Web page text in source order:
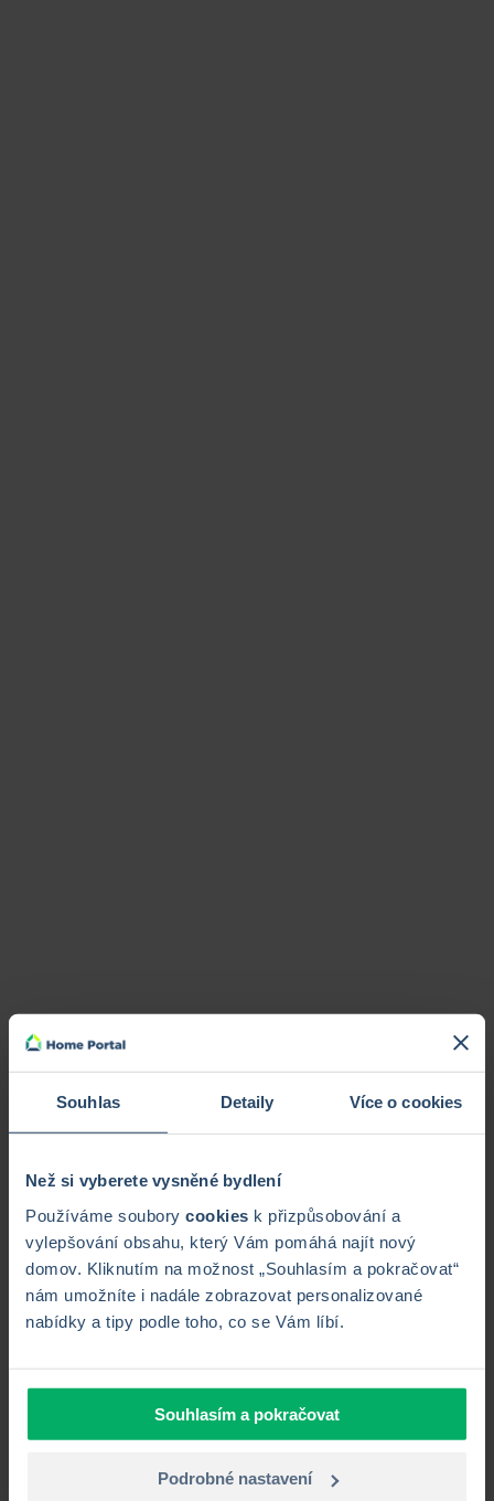
Souhlas Detaily Více o cookies
Než si vyberete vysněné bydlení
Používáme soubory cookies k přizpůsobování a
vylepšování obsahu, který Vám pomáhá najít nový
domov. Kliknutím na možnost „Souhlasím a pokračovat“
nám umožníte i nadále zobrazovat personalizované
nabídky a tipy podle toho, co se Vám líbí.
Souhlasím a pokračovat
Podrobné nastavení